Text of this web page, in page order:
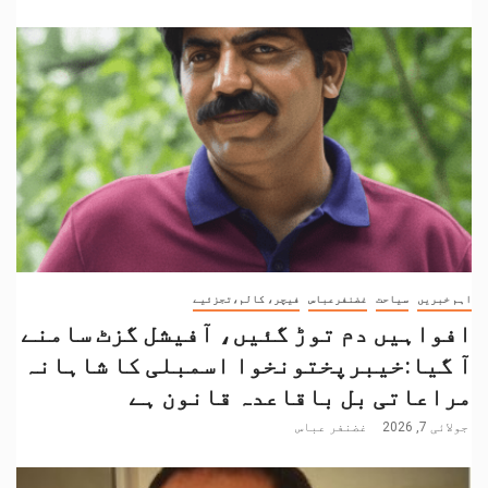
اہم خبریں سیاحت غضنفرعباس فیچر، کالم،تجزئیے
افواہیں دم توڑ گئیں، آفیشل گزٹ سامنے
آ گیا:خیبرپختونخوا اسمبلی کا شاہانہ
مراعاتی بل باقاعدہ قانون ہے
جولائی 7, 2026 غضنفر عباس